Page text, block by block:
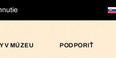
V MÚZEU PODPORIŤ